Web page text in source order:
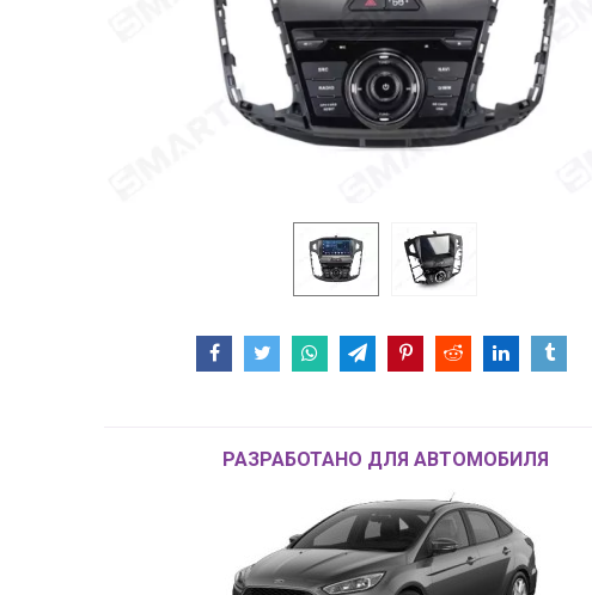
РАЗРАБОТАНО ДЛЯ АВТОМОБИЛЯ